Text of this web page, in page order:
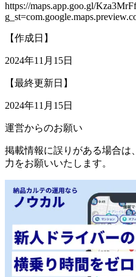
https://maps.app.goo.gl/
【作成日】
2024年11月15日
【最終更新日】
2024年11月15日
運営からのお願い
掲載情報に誤りがある場合は、
力をお願いいたします。